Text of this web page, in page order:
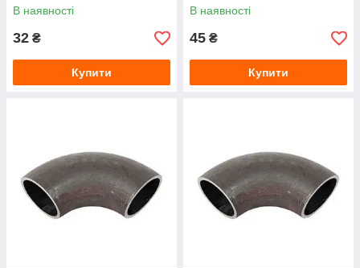
В наявності
32 ₴
Купити
В наявності
45 ₴
Купити